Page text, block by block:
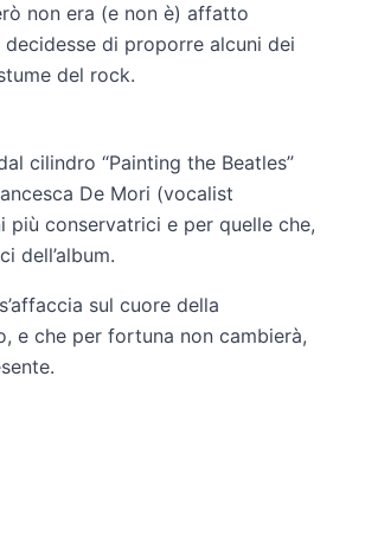
non era (e non è) affatto
di proporre alcuni dei
del rock.
cilindro “Painting the Beatles”
De Mori (vocalist
più conservatrici e per quelle che,
dell’album.
sul cuore della
e che per fortuna non cambierà,